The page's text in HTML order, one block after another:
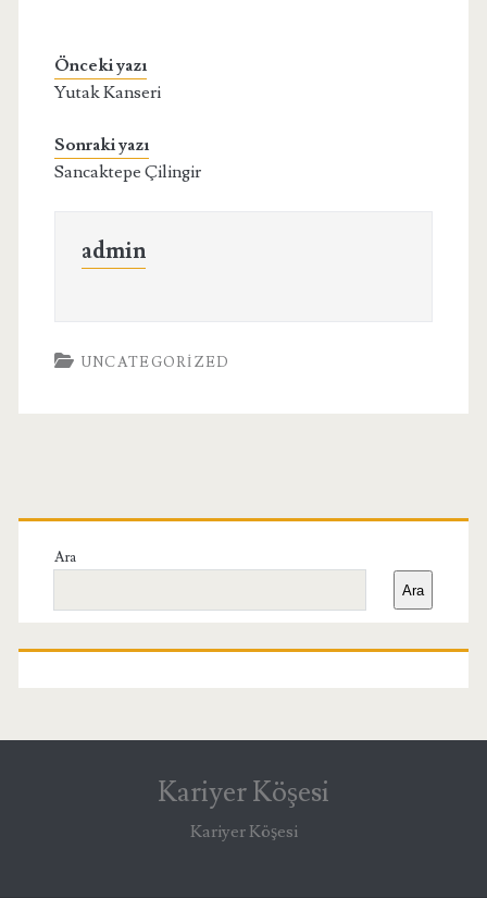
Önceki yazı
Yutak Kanseri
Sonraki yazı
Sancaktepe Çilingir
admin
UNCATEGORIZED
Birincil
Yan
Menü
Ara
Ara
Kariyer Köşesi
Kariyer Köşesi